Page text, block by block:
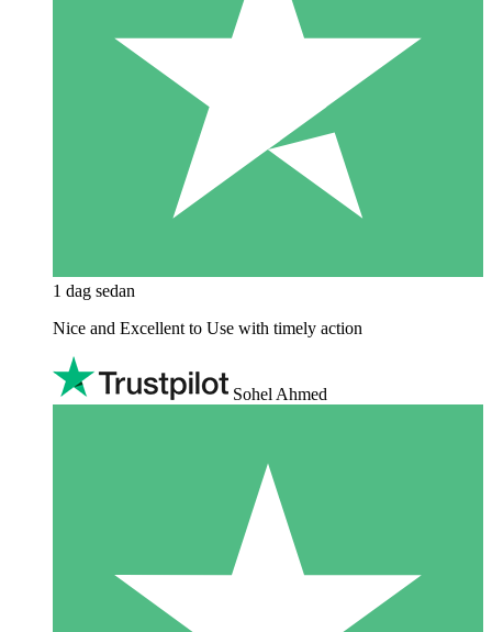
1 dag sedan
Nice and Excellent to Use with timely action
Sohel Ahmed